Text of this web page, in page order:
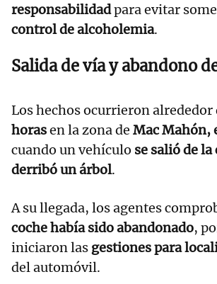
responsabilidadpara evitar
control de alcoholemia.
Salida de vía y abandono
Los hechos ocurrieron alrededor
horasen la zona de Mac Mahón,
cuando un vehículo se salió de la
derribó un árbol.
A su llegada, los agentes
coche había sido abandonado,
iniciaron las gestiones para
del automóvil.